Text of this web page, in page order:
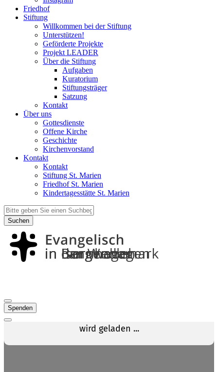
Friedhof
Stiftung
Willkommen bei der Stiftung
Unterstützen!
Geförderte Projekte
Projekt LEADER
Über die Stiftung
Aufgaben
Kuratorium
Stiftungsträger
Satzung
Kontakt
Über uns
Gottesdienste
Offene Kirche
Geschichte
Kirchenvorstand
Kontakt
Kontakt
Stiftung St. Marien
Friedhof St. Marien
Kindertagesstätte St. Marien
Suchen
Spenden